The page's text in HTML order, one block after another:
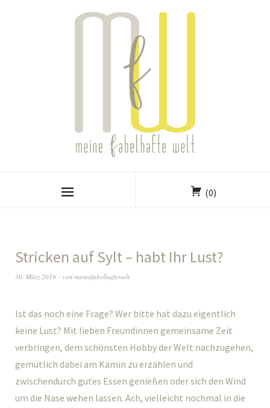
(0)
Stricken auf Sylt – habt Ihr Lust?
30. März 2019 von meinefabelhaftewelt
Ist das noch eine Frage? Wer bitte hat dazu eigentlich
keine Lust? Mit lieben Freundinnen gemeinsame Zeit
verbringen, dem schönsten Hobby der Welt nachzugehen,
gemütlich dabei am Kamin zu erzählen und
zwischendurch gutes Essen genießen oder sich den Wind
um die Nase wehen lassen. Ach, vielleicht nochmal in die